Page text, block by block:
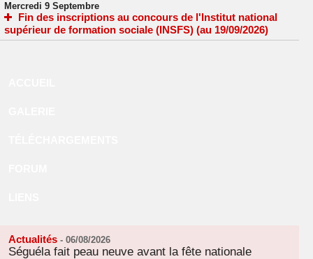
Mercredi 9 Septembre
Fin des inscriptions au concours de l'Institut national
supérieur de formation sociale (INSFS) (au 19/09/2026)
Actualités - 06/08/2026
Séguéla fait peau neuve avant la fête nationale